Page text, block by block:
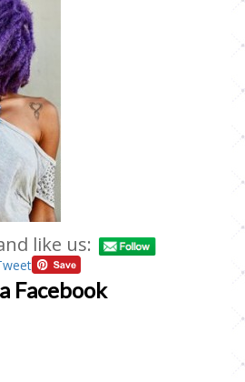
like us:
Facebook